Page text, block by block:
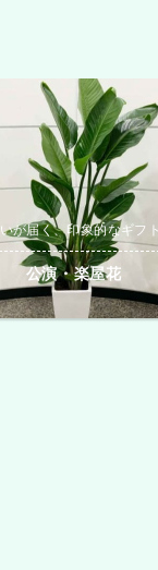
が届く、印象的なギフト
公演・楽屋花